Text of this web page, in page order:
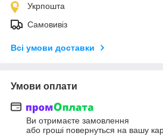
Укрпошта
Самовивіз
Всі умови доставки
Умови оплати
Ви отримаєте замовлення
або гроші повернуться на вашу